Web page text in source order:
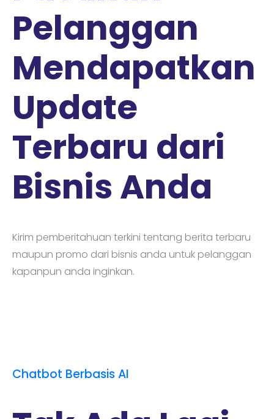
Pelanggan
Mendapatkan
Update
Terbaru dari
Bisnis Anda
Kirim pemberitahuan terkini tentang berita terbaru
maupun promo dari bisnis anda untuk pelanggan
kapanpun anda inginkan.
Chatbot Berbasis AI